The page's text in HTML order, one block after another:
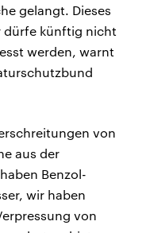
gelangt. Dieses
dürfe künftig nicht
werden, warnt
von
aus der
Benzol-
wir haben
von